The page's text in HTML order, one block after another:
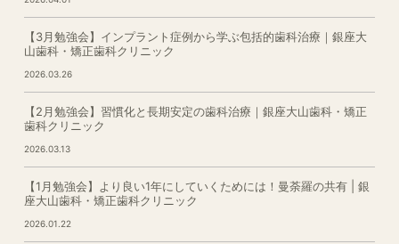
【3月勉強会】インプラント症例から学ぶ包括的歯科治療｜銀座大
山歯科・矯正歯科クリニック
2026.03.26
【2月勉強会】習慣化と長期安定の歯科治療｜銀座大山歯科・矯正
歯科クリニック
2026.03.13
【1月勉強会】より良い1年にしていくためには！曼荼羅の共有 | 銀
座大山歯科・矯正歯科クリニック
2026.01.22